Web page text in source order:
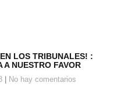
LOS TRIBUNALES! :
A NUESTRO FAVOR
No hay comentarios